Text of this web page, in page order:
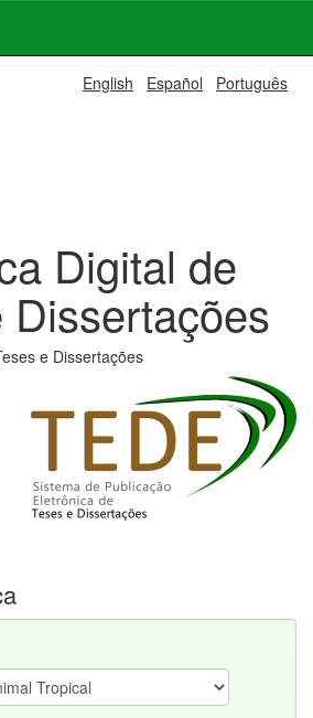
English Español Português
Digital de
Dissertações
e Dissertações